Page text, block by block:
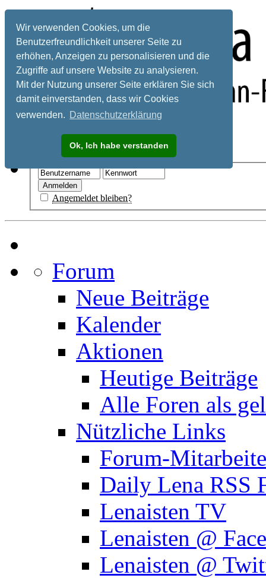
Wir verwenden Cookies, um die
Benutzerfreundlichkeit unserer Seite zu
erhöhen, Anzeigen zu personalisieren und die
Zugriffe auf unsere Website zu analysieren.
Mit der Nutzung unserer Seite erklären Sie sich
damit einverstanden, dass wir Cookies
verwenden. Datenschutzerklärung
Ok, Ich habe verstanden
Registrieren
Angemeldet bleiben?
Forum
Neue Beiträge
Kalender
Aktionen
Heutige Beiträge
Alle Foren als
Nützliche Links
Forum-
Daily Lena RSS
Lenaisten TV
Lenaisten @
Lenaisten @